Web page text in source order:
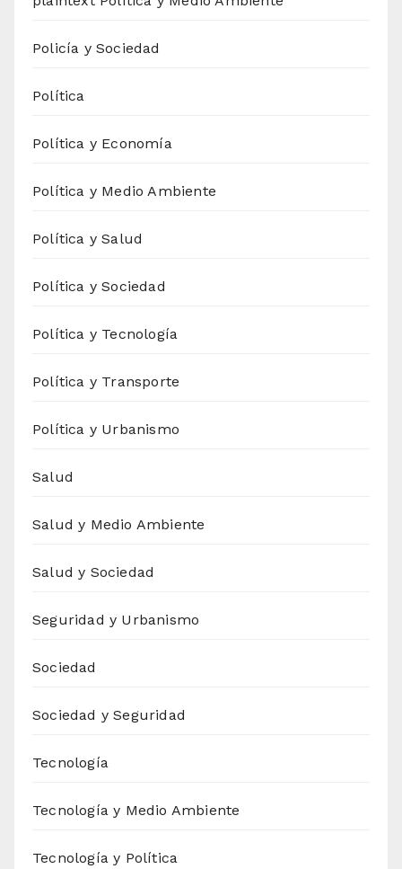
Policía y Sociedad
Política
Política y Economía
Política y Medio Ambiente
Política y Salud
Política y Sociedad
Política y Tecnología
Política y Transporte
Política y Urbanismo
Salud
Salud y Medio Ambiente
Salud y Sociedad
Seguridad y Urbanismo
Sociedad
Sociedad y Seguridad
Tecnología
Tecnología y Medio Ambiente
Tecnología y Política